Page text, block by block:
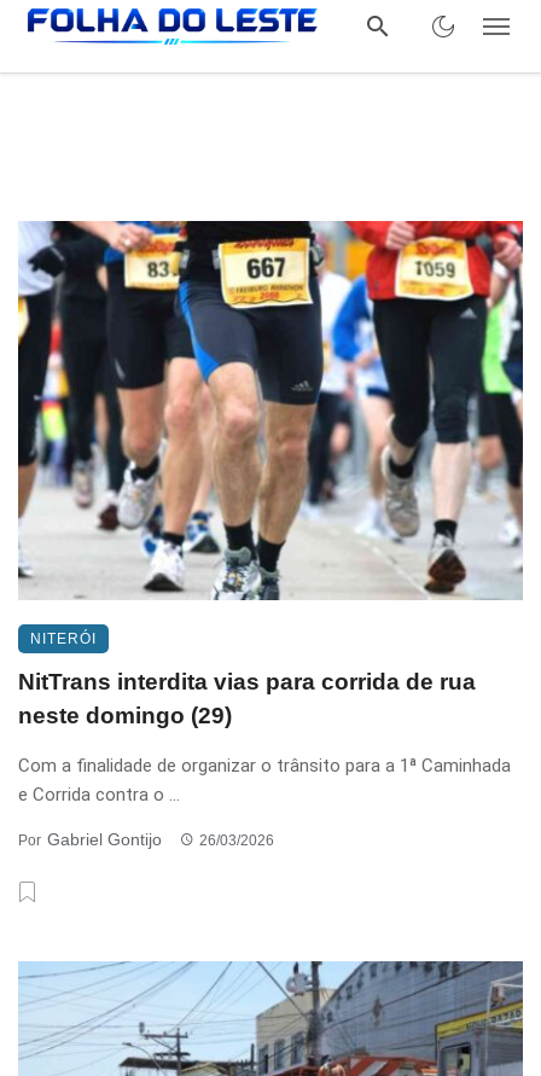
NITERÓI
NitTrans interdita vias para corrida de rua
neste domingo (29)
Com a finalidade de organizar o trânsito para a 1ª Caminhada
e Corrida contra o ...
Por Gabriel Gontijo 26/03/2026